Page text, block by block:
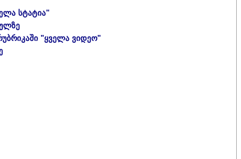
სტატია"
"ყველა ვიდეო"